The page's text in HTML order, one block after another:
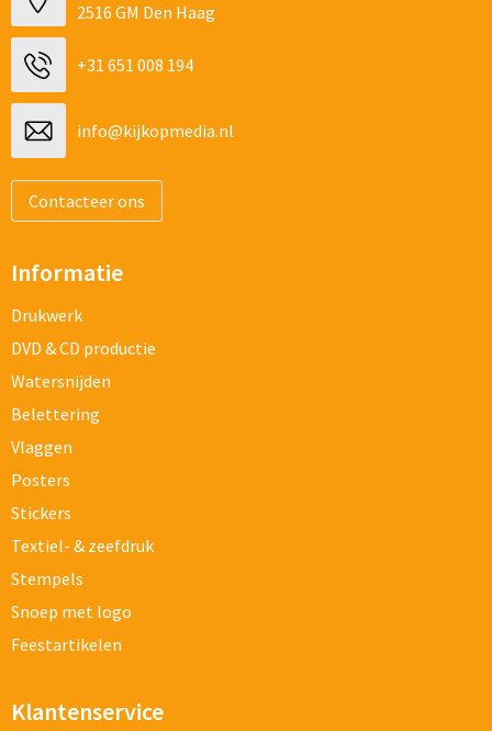
2516 GM Den Haag
+31 651 008 194
info@kijkopmedia.nl
Contacteer ons
Informatie
Drukwerk
DVD & CD productie
Watersnijden
Belettering
Vlaggen
Posters
Stickers
Textiel- & zeefdruk
Stempels
Snoep met logo
Feestartikelen
Klantenservice